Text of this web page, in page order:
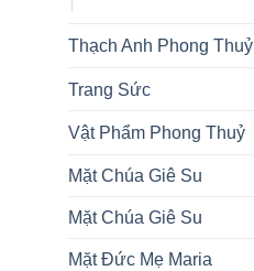
Thạch Anh Phong Thuỷ
Trang Sức
Vật Phẩm Phong Thuỷ
Mặt Chúa Giê Su
Mặt Chúa Giê Su
Mặt Đức Mẹ Maria